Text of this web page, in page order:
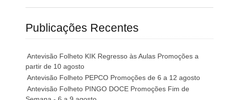
Publicações Recentes
Antevisão Folheto KIK Regresso às Aulas Promoções a
partir de 10 agosto
Antevisão Folheto PEPCO Promoções de 6 a 12 agosto
Antevisão Folheto PINGO DOCE Promoções Fim de